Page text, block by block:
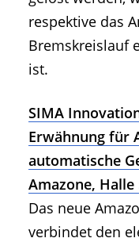
respektive das
Bremskreislauf
ist.
SIMA
Erwähnung für
automatische
Amazone, Halle
Das neue
verbindet den